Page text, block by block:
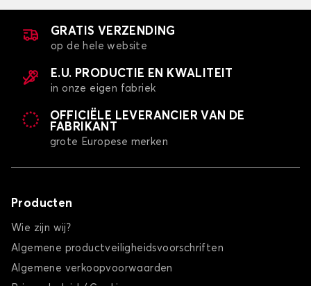
GRATIS VERZENDING
op de hele website
E.U. PRODUCTIE EN KWALITEIT
in onze eigen fabriek
OFFICIËLE LEVERANCIER VAN DE
FABRIKANT
grote Europese merken
Producten
Wie zijn wij?
Algemene productveiligheidsvoorschriften
Algemene verkoopvoorwaarden